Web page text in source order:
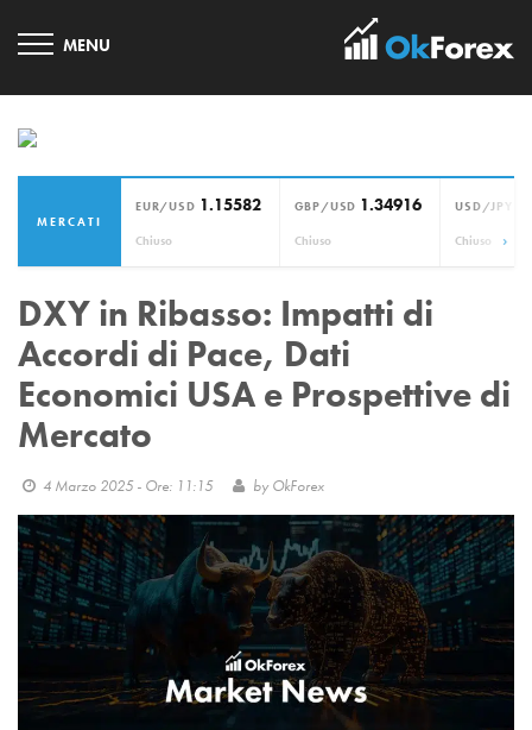
MERCATI
EUR/USD 1.15582
Chiuso
GBP/USD 1.34916
Chiuso
USD/JPY
Chiuso ›
DXY in Ribasso: Impatti di
Accordi di Pace, Dati
Economici USA e Prospettive di
Mercato
4 Marzo 2025 - Ore: 11:15 by OkForex